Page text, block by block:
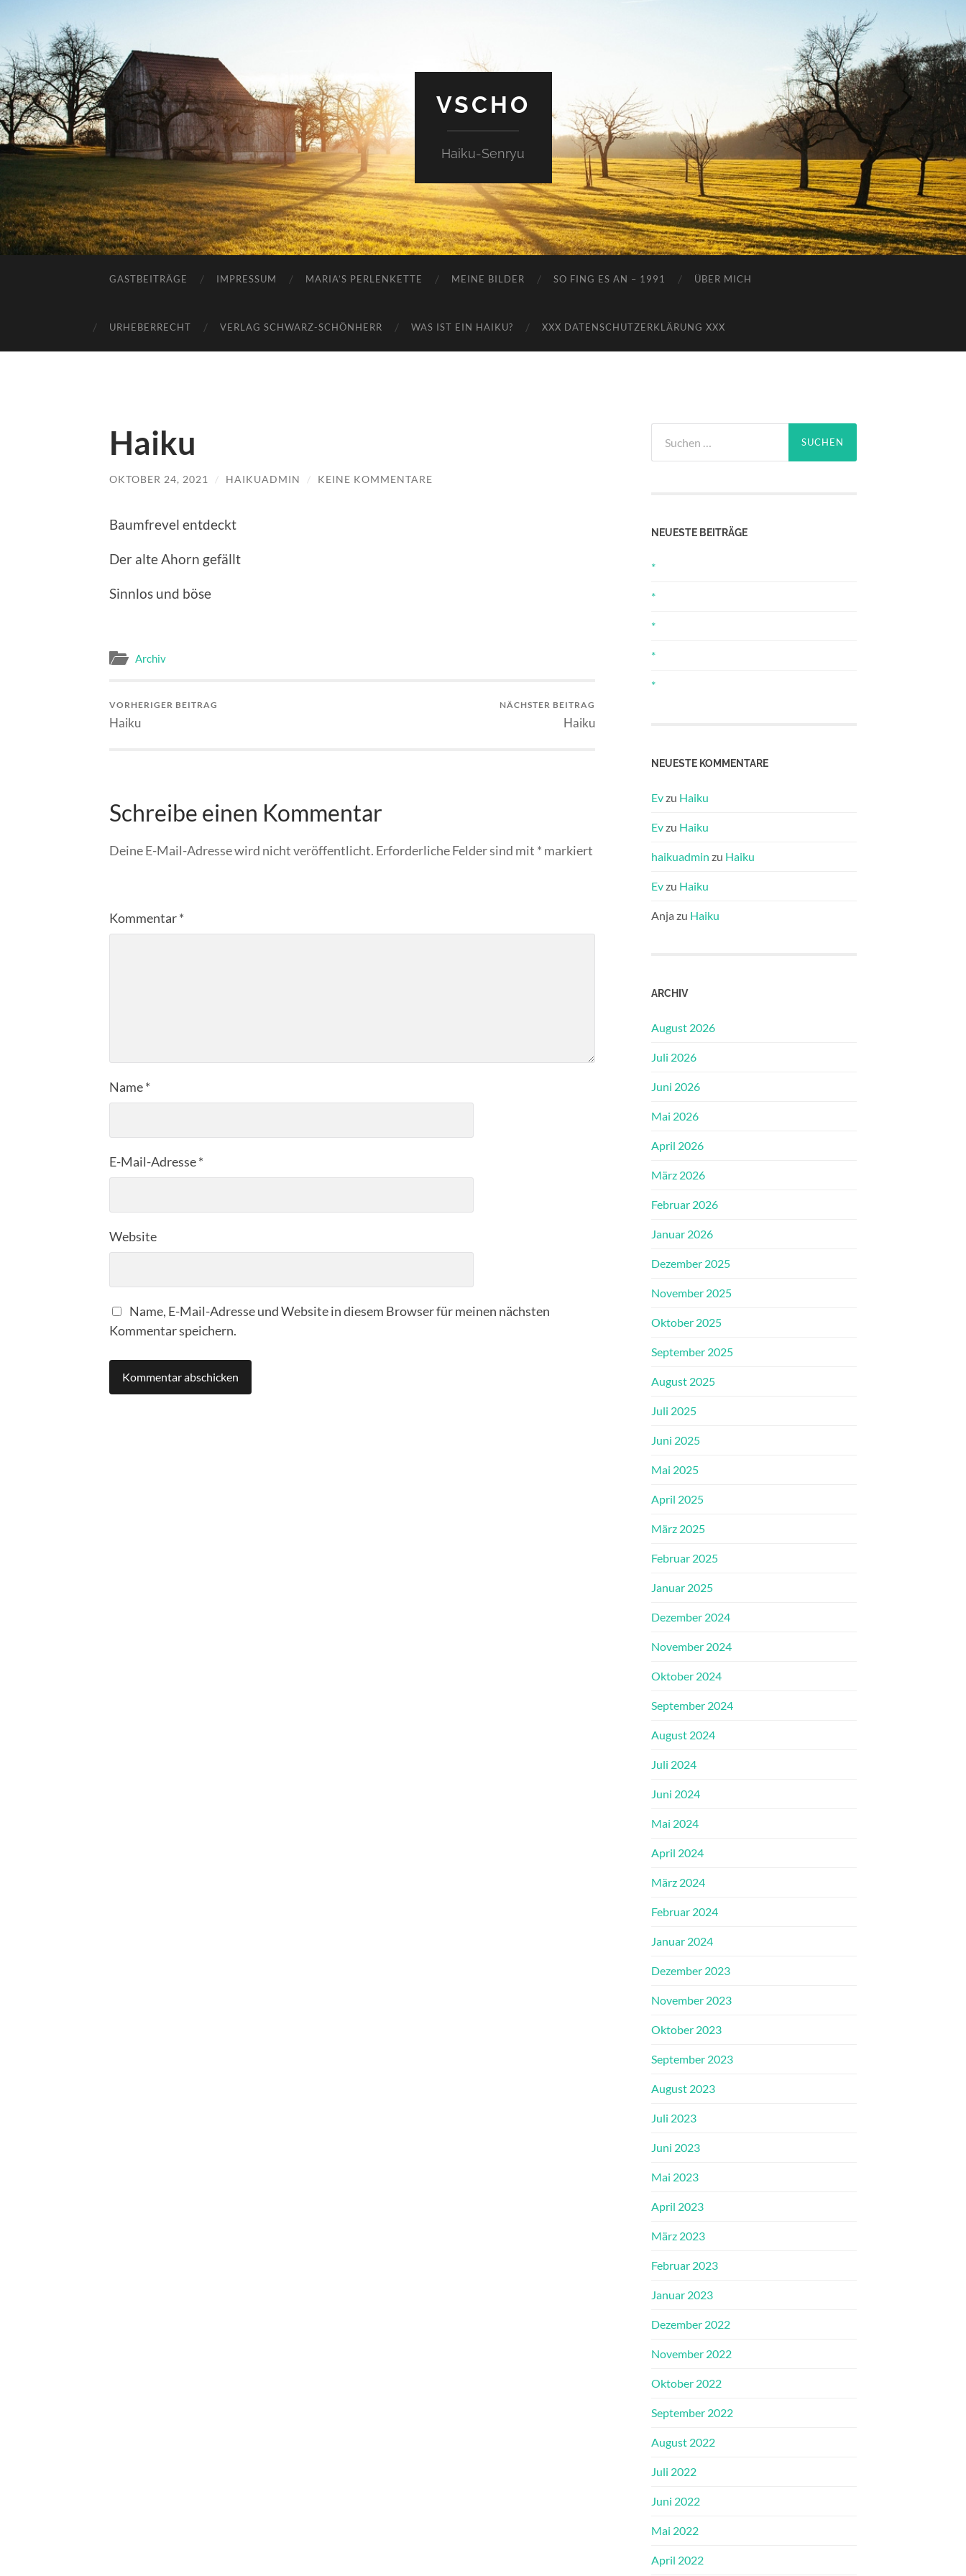
VSCHO
Haiku-Senryu
GASTBEITRÄGE IMPRESSUM MARIA’S PERLENKETTE MEINE BILDER SO FING ES AN – 1991 ÜBER MICH
URHEBERRECHT VERLAG SCHWARZ-SCHÖNHERR WAS IST EIN HAIKU? XXX DATENSCHUTZERKLÄRUNG XXX
Haiku
OKTOBER 24, 2021 / HAIKUADMIN / KEINE KOMMENTARE
Baumfrevel entdeckt
Der alte Ahorn gefällt
Sinnlos und böse
Archiv
VORHERIGER BEITRAG
Haiku
NÄCHSTER BEITRAG
Haiku
Schreibe einen Kommentar
Deine E-Mail-Adresse wird nicht veröffentlicht. Erforderliche Felder sind mit * markiert
Kommentar*
Name*
E-Mail-Adresse*
Website
Name, E-Mail-Adresse und Website in diesem Browser für meinen nächsten
Kommentar speichern.
nach:
NEUESTE BEITRÄGE
*
*
*
*
*
NEUESTE KOMMENTARE
Evzu Haiku
Evzu Haiku
haikuadmin zu Haiku
Evzu Haiku
Anja zu Haiku
ARCHIV
August 2026
Juli 2026
Juni 2026
Mai 2026
April 2026
März 2026
Februar 2026
Januar 2026
Dezember 2025
November 2025
Oktober 2025
September 2025
August 2025
Juli 2025
Juni 2025
Mai 2025
April 2025
März 2025
Februar 2025
Januar 2025
Dezember 2024
November 2024
Oktober 2024
September 2024
August 2024
Juli 2024
Juni 2024
Mai 2024
April 2024
März 2024
Februar 2024
Januar 2024
Dezember 2023
November 2023
Oktober 2023
September 2023
August 2023
Juli 2023
Juni 2023
Mai 2023
April 2023
März 2023
Februar 2023
Januar 2023
Dezember 2022
November 2022
Oktober 2022
September 2022
August 2022
Juli 2022
Juni 2022
Mai 2022
April 2022